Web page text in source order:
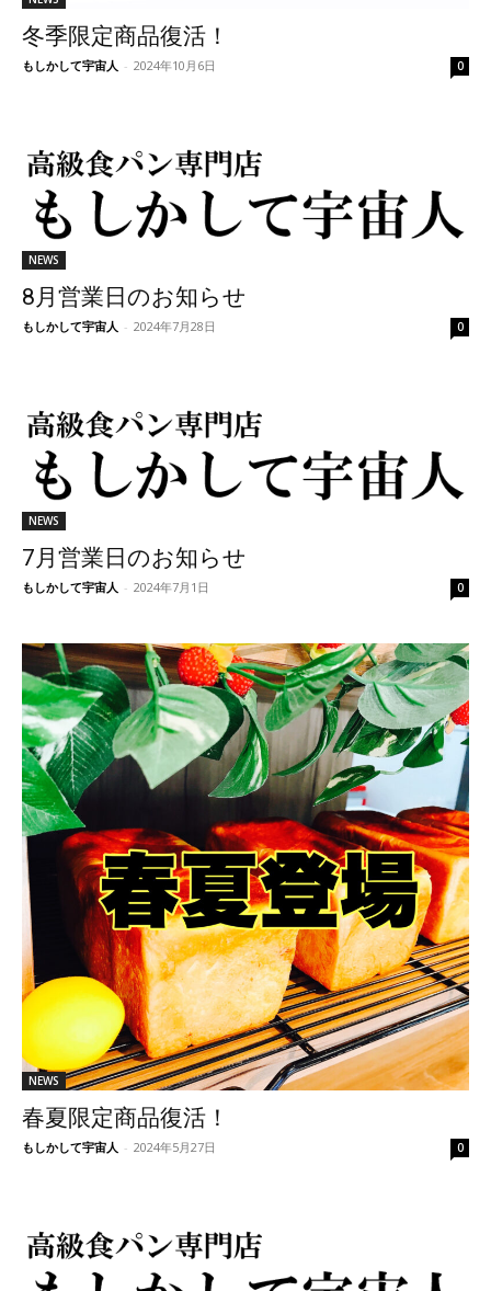
冬季限定商品復活！
もしかして宇宙人 - 2024年10月6日 0
NEWS
8月営業日のお知らせ
もしかして宇宙人 - 2024年7月28日 0
NEWS
7月営業日のお知らせ
もしかして宇宙人 - 2024年7月1日 0
NEWS
春夏限定商品復活！
もしかして宇宙人 - 2024年5月27日 0